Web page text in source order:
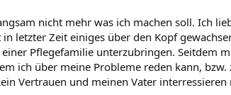
nicht mehr was ich machen soll. Ich
letzter Zeit einiges über den Kopf
Pflegefamilie unterzubringen. Seitdem
ich über meine Probleme reden kann,
Vertrauen und meinen Vater